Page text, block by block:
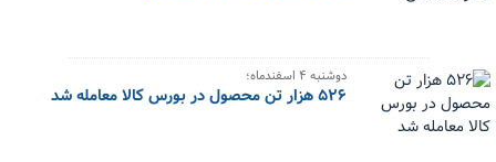
دوشنبه ۴ اسفندماه؛
۵۲۶ هزار تن محصول در بورس کالا معامله شد